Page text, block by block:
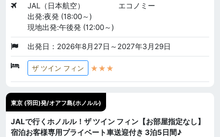
JAL（日本航空）
エコノミー
出発:夜発 (18:00～)
現地出発:午後発 (12:00～)
出発日：2026年8月27日～2027年3月29日
ザ ツイン フィン ★★★
東京 (羽田)発/オアフ島(ホノルル)
JALで行くホノルル！ザ ツイン フィン【お部屋指定なし】
宿泊お客様専用プライベート車送迎付き 3泊5日間♪